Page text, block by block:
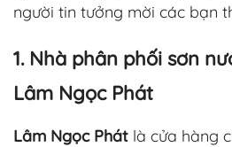
người tin tưởng mời các bạn
1. Nhà phân phối sơn
Lâm Ngọc Phát
Lâm Ngọc Phát là cửa hàng